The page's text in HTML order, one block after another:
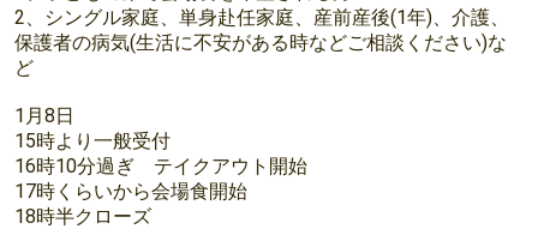
2、シングル家庭、単身赴任家庭、産前産後(1年)、介護、
保護者の病気(生活に不安がある時などご相談ください)な
ど
1月8日
15時より一般受付
16時10分過ぎ テイクアウト開始
17時くらいから会場食開始
18時半クローズ